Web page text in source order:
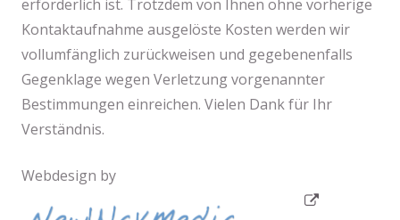
erforderlich ist. Trotzdem von Ihnen ohne vorherige
Kontaktaufnahme ausgelöste Kosten werden wir
vollumfänglich zurückweisen und gegebenenfalls
Gegenklage wegen Verletzung vorgenannter
Bestimmungen einreichen. Vielen Dank für Ihr
Verständnis.
Webdesign by